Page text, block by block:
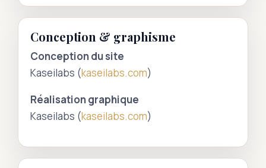
Conception & graphisme
Conception du site
Kaseilabs (kaseilabs.com)
Réalisation graphique
Kaseilabs (kaseilabs.com)